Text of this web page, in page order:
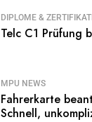
DIPLOME &
Telc C1 Prüfung
MPU NEWS
Fahrerkarte
Schnell,